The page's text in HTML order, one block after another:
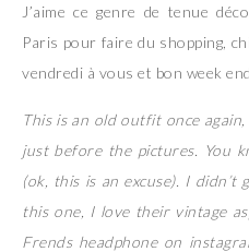
J’aime ce genre de tenue
Paris pour faire du shopping,
vendredi à vous et bon week
This is an old outfit once
just before the pictures. You
(ok, this is an excuse). I
this one, I love their vintage
Frends headphone on